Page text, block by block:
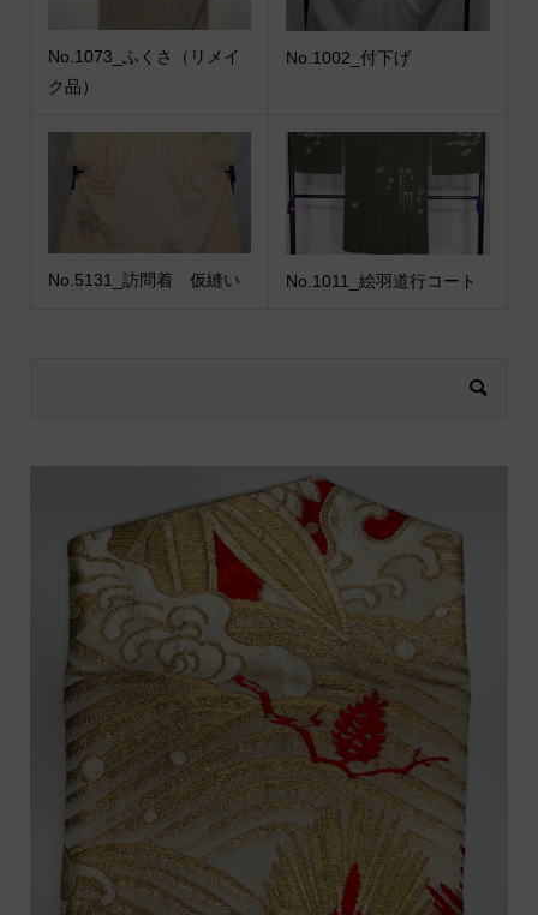
No.1073_ふくさ（リメイ
ク品）
No.1002_付下げ
No.5131_訪問着 仮縫い No.1011_絵羽道行コート